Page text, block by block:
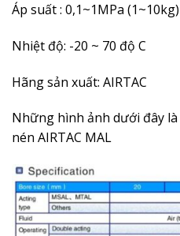
Áp suất : 0,1~1MPa (1~10kg)
Nhiệt độ: -20 ~ 70 độ C
Hãng sản xuất: AIRTAC
Những hình ảnh dưới đây là
nén AIRTAC MAL